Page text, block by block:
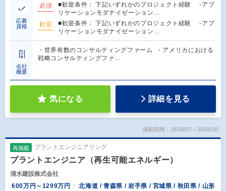
応募
資格
必須
■歓迎条件： 下記いずれかのプロジェクト経験 -アプ
リケーションモダナイゼーション…
歓迎
■歓迎条件： 下記いずれかのプロジェクト経験 -アプ
リケーションモダナイゼーション…
会社
概要
・世界有数のコンサルティングファーム ・アメリカにおける
戦略コンサルティングファ…
気になる 詳細を見る
掲載期間：26/08/07～26/08/20
再掲載 プラントエンジニアリング
プラントエンジニア（再生可能エネルギー）
清水建設株式会社
600万円～1299万円
北海道 / 青森県 / 岩手県 / 宮城県 / 秋田県 / 山形